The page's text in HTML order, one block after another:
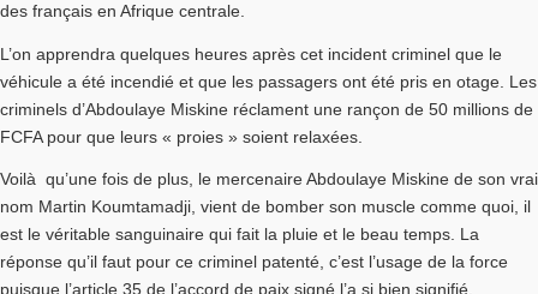
des français en Afrique centrale.
L’on apprendra quelques heures après cet incident criminel que le
véhicule a été incendié et que les passagers ont été pris en otage. Les
criminels d’Abdoulaye Miskine réclament une rançon de 50 millions de
FCFA pour que leurs « proies » soient relaxées.
Voilà qu’une fois de plus, le mercenaire Abdoulaye Miskine de son vrai
nom Martin Koumtamadji, vient de bomber son muscle comme quoi, il
est le véritable sanguinaire qui fait la pluie et le beau temps. La
réponse qu’il faut pour ce criminel patenté, c’est l’usage de la force
puisque l’article 35 de l’accord de paix signé l’a si bien signifié.